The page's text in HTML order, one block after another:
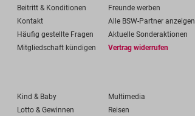
Beitritt & Konditionen
Freunde werben
Kontakt
Alle BSW-Partner anzeigen
Häufig gestellte Fragen
Aktuelle Sonderaktionen
Mitgliedschaft kündigen
Vertrag widerrufen
Kind & Baby
Multimedia
Lotto & Gewinnen
Reisen